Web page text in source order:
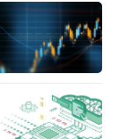
的占比，提
级的校招
的校招生优